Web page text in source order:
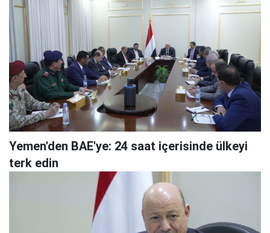
Yemen'den BAE'ye: 24 saat içerisinde ülkeyi
terk edin